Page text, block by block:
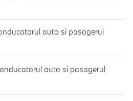
auto si pasagerul
auto si pasagerul